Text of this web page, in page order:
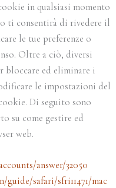
in qualsiasi momento
ti consentirà di rivedere il
le tue preferenze o
Oltre a ciò, diversi
bloccare ed eliminare i
le impostazioni del
Di seguito sono
su come gestire ed
web.
answer/32050
safari/sfri11471/mac